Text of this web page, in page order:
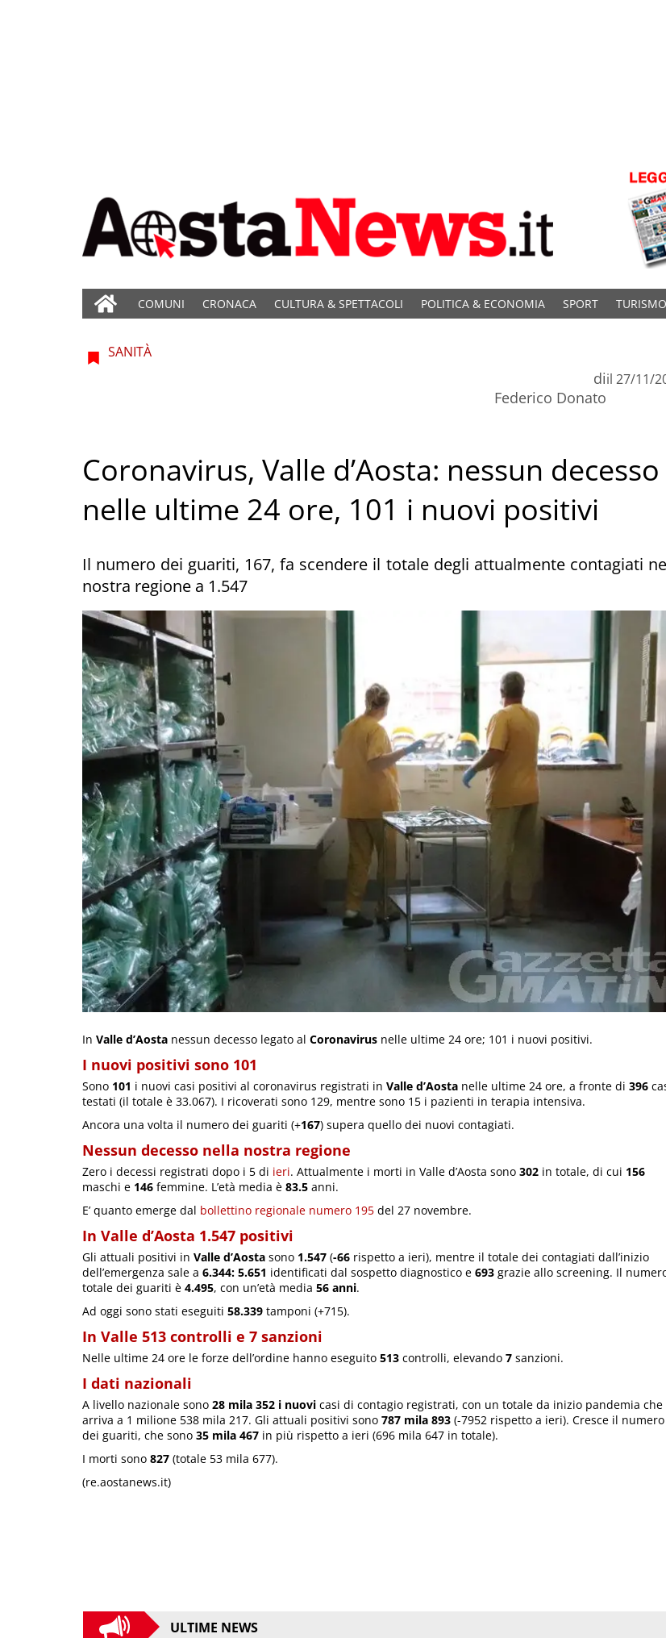
COMUNI CRONACA CULTURA & SPETTACOLI POLITICA & ECONOMIA SPORT
SANITÀ
di
Federico Donato
il 27/11/
Coronavirus, Valle d’Aosta: nessun decesso
nelle ultime 24 ore, 101 i nuovi positivi
Il numero dei guariti, 167, fa scendere il totale degli attualmente contagiati
nostra regione a 1.547
In Valle d’Aosta nessun decesso legato al Coronavirus nelle ultime 24 ore; 101 i nuovi positivi.
I nuovi positivi sono 101
Sono 101 i nuovi casi positivi al coronavirus registrati in Valle d’Aosta nelle ultime 24 ore, a fronte di 396
testati (il totale è 33.067). I ricoverati sono 129, mentre sono 15 i pazienti in terapia intensiva.
Ancora una volta il numero dei guariti (+167) supera quello dei nuovi contagiati.
Nessun decesso nella nostra regione
Zero i decessi registrati dopo i 5 di ieri. Attualmente i morti in Valle d’Aosta sono 302 in totale, di cui 156
maschi e 146 femmine. L’età media è 83.5 anni.
E’ quanto emerge dal bollettino regionale numero 195 del 27 novembre.
In Valle d’Aosta 1.547 positivi
Gli attuali positivi in Valle d’Aosta sono 1.547 (-66 rispetto a ieri), mentre il totale dei contagiati dall’inizio
dell’emergenza sale a 6.344: 5.651 identificati dal sospetto diagnostico e 693 grazie allo screening. Il
totale dei guariti è 4.495, con un’età media 56 anni.
Ad oggi sono stati eseguiti 58.339 tamponi (+715).
In Valle 513 controlli e 7 sanzioni
Nelle ultime 24 ore le forze dell’ordine hanno eseguito 513 controlli, elevando 7 sanzioni.
I dati nazionali
A livello nazionale sono 28 mila 352 i nuovi casi di contagio registrati, con un totale da inizio pandemia che
arriva a 1 milione 538 mila 217. Gli attuali positivi sono 787 mila 893 (-7952 rispetto a ieri). Cresce il numero
dei guariti, che sono 35 mila 467 in più rispetto a ieri (696 mila 647 in totale).
I morti sono 827 (totale 53 mila 677).
(re.aostanews.it)
ULTIME NEWS